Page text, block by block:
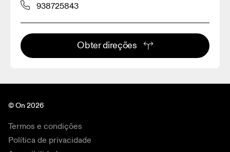
938725843
Obter direções
© On 2026
Termos e condições
Política de privacidade